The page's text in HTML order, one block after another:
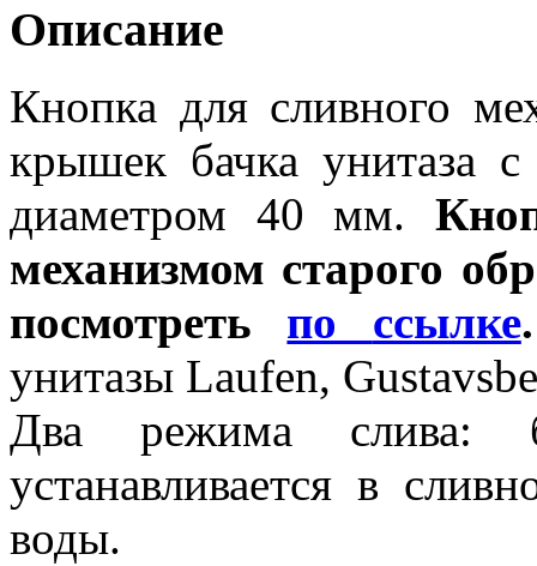
Описание
Кнопка для сливного
крышек бачка унитаза
диаметром 40 мм.
механизмом старого
посмотреть по ссылке.
унитазы Laufen,
Два режима слива:
устанавливается в
воды.